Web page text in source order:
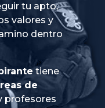
tu apto,
valores y
dentro
tiene
de
profesores